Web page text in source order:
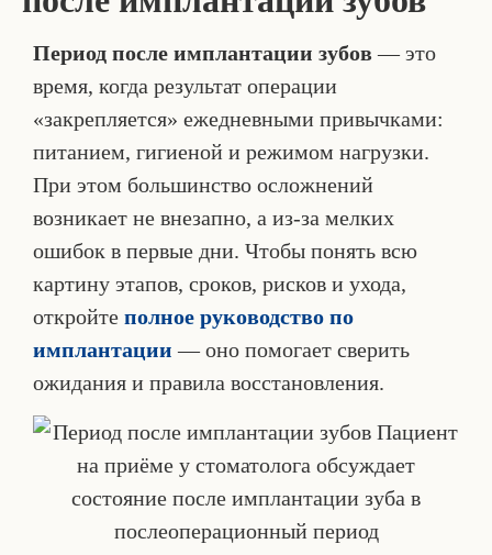
Период после имплантации зубов— это
время, когда результат операции
«закрепляется» ежедневными привычками:
питанием, гигиеной и режимом нагрузки.
При этом большинство осложнений
возникает не внезапно, а из-за мелких
ошибок в первые дни. Чтобы понять всю
картину этапов, сроков, рисков и ухода,
откройте полное руководство по
имплантации — оно помогает сверить
ожидания и правила восстановления.